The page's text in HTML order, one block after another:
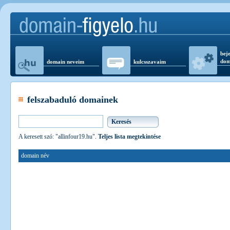
domain neveim kulcsszavaim
felszabaduló domainek
A keresett szó: "allinfour19.hu". Teljes lista megtekintése
domain név